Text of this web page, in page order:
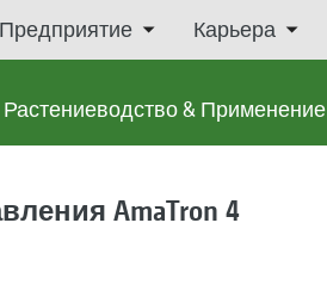
Предприятие Карьера
Растениеводство & Применение
AmaTron 4